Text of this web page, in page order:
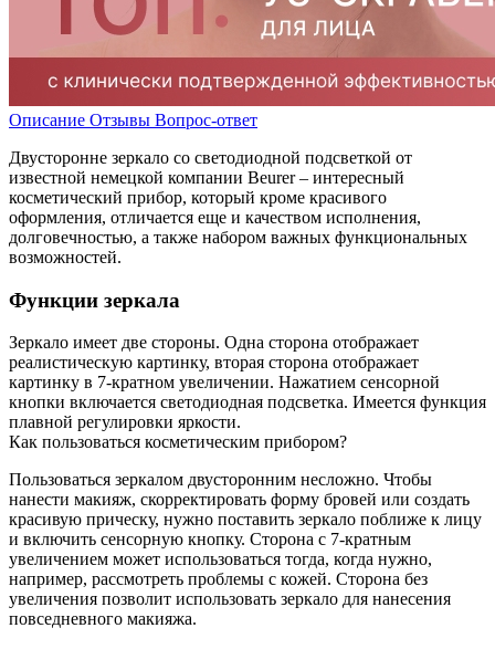
Описание Отзывы Вопрос-ответ
Двусторонне зеркало со светодиодной подсветкой от
известной немецкой компании Beurer – интересный
косметический прибор, который кроме красивого
оформления, отличается еще и качеством исполнения,
долговечностью, а также набором важных функциональных
возможностей.
Функции зеркала
Зеркало имеет две стороны. Одна сторона отображает
реалистическую картинку, вторая сторона отображает
картинку в 7-кратном увеличении. Нажатием сенсорной
кнопки включается светодиодная подсветка. Имеется функция
плавной регулировки яркости.
Как пользоваться косметическим прибором?
Пользоваться зеркалом двусторонним несложно. Чтобы
нанести макияж, скорректировать форму бровей или создать
красивую прическу, нужно поставить зеркало поближе к лицу
и включить сенсорную кнопку. Сторона с 7-кратным
увеличением может использоваться тогда, когда нужно,
например, рассмотреть проблемы с кожей. Сторона без
увеличения позволит использовать зеркало для нанесения
повседневного макияжа.